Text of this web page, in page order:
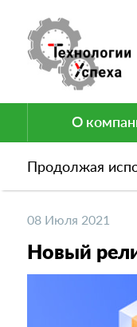
О
Продолжая
Новости
08 Июля 2021
Новый